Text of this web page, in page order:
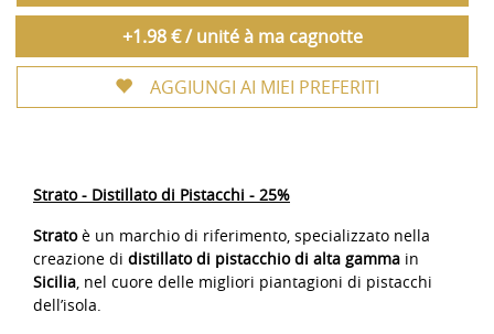
+1.98 € / unité à ma cagnotte
AGGIUNGI AI MIEI PREFERITI
Strato - Distillato di Pistacchi - 25%
Stratoè un marchio di riferimento, specializzato nella
creazione di distillato di pistacchio di alta gamma in
Sicilia, nel cuore delle migliori piantagioni di pistacchi
dell’isola.